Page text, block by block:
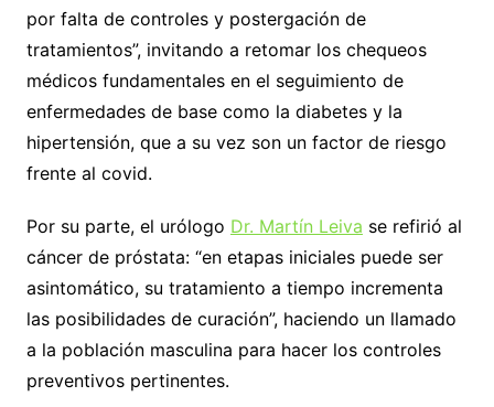
por falta de controles y postergación de
tratamientos”, invitando a retomar los chequeos
médicos fundamentales en el seguimiento de
enfermedades de base como la diabetes y la
hipertensión, que a su vez son un factor de riesgo
frente al covid.
Por su parte, el urólogo Dr. Martín Leiva se refirió al
cáncer de próstata: “en etapas iniciales puede ser
asintomático, su tratamiento a tiempo incrementa
las posibilidades de curación”, haciendo un llamado
a la población masculina para hacer los controles
preventivos pertinentes.